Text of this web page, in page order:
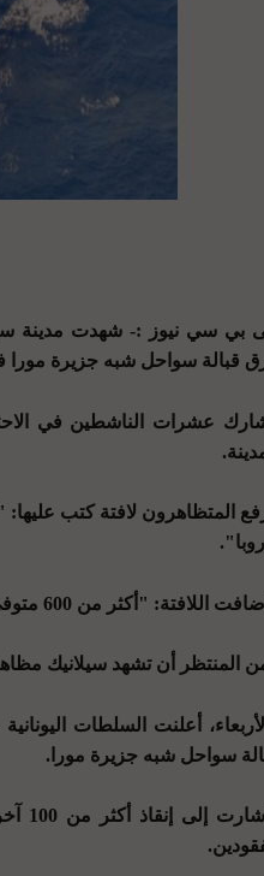
بي سي نيوز :- شهدت مدينة
قبالة سواحل شبه جزيرة مورا
عشرات الناشطين في
المتظاهرون لافتة كتب عليها:
اللافتة: "أكثر من 600 متوفى. عمليات الدفع، خفر السواحل اليوناني يقتل".
المنتظر أن تشهد سيلانيك
سواحل شبه جزيرة مورا.